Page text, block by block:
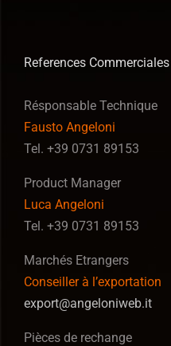
References Commerciales
Résponsable Technique
Fausto Angeloni
Tel. +39 0731 89153
Product Manager
Luca Angeloni
Tel. +39 0731 89153
Marchés Etrangers
Conseiller à l’exportation
export@angeloniweb.it
Pièces de rechange